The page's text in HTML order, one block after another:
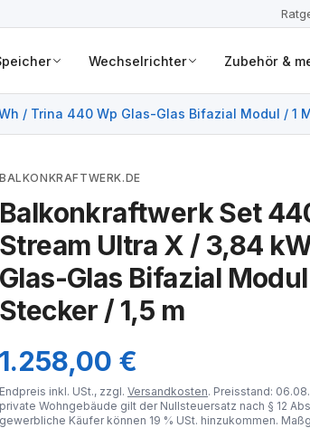
Wechselrichter Zubehör &
/ Trina 440 Wp Glas-Glas Bifazial Modul / 1
BALKONKRAFTWERK.DE
Balkonkraftwerk Set
Stream Ultra X / 3,84
Glas-Glas Bifazial
Stecker / 1,5 m
1.258,00 €
Endpreis inkl. USt., zzgl. Versandkosten. Preisstand:
private Wohngebäude gilt der Nullsteuersatz nach § 12
gewerbliche Käufer können 19 % USt. hinzukommen.